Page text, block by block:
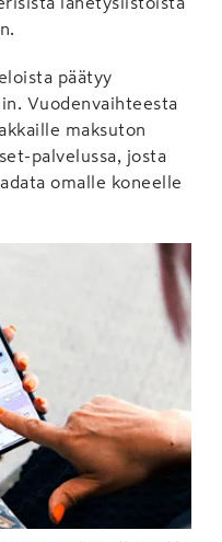
päätyy
Vuodenvaihteesta
maksuton
palvelussa, josta
omalle koneelle